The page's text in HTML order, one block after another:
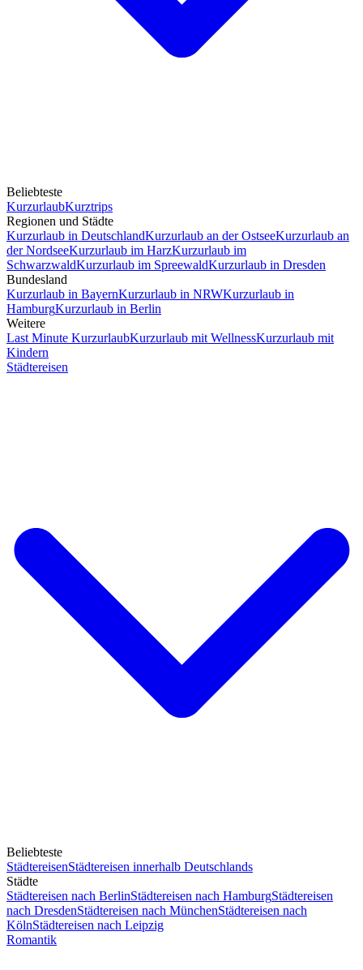
Beliebteste
KurzurlaubKurztrips
Regionen und Städte
Kurzurlaub in DeutschlandKurzurlaub an der OstseeKurzurlaub an
der NordseeKurzurlaub im HarzKurzurlaub im
SchwarzwaldKurzurlaub im SpreewaldKurzurlaub in Dresden
Bundesland
Kurzurlaub in BayernKurzurlaub in NRWKurzurlaub in
HamburgKurzurlaub in Berlin
Weitere
Last Minute KurzurlaubKurzurlaub mit WellnessKurzurlaub mit
Kindern
Städtereisen
Beliebteste
StädtereisenStädtereisen innerhalb Deutschlands
Städte
Städtereisen nach BerlinStädtereisen nach HamburgStädtereisen
nach DresdenStädtereisen nach MünchenStädtereisen nach
KölnStädtereisen nach Leipzig
Romantik